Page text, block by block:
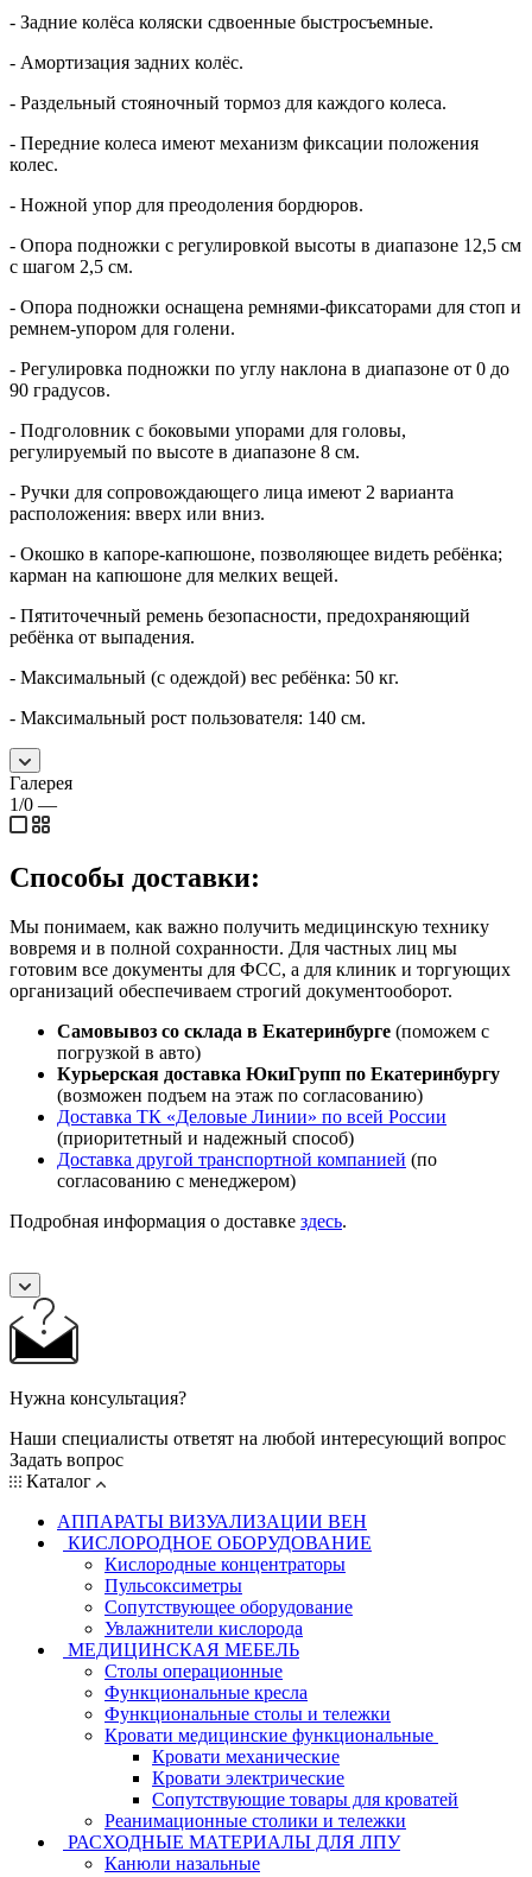
- Задние колёса коляски сдвоенные быстросъемные.
- Амортизация задних колёс.
- Раздельный стояночный тормоз для каждого колеса.
- Передние колеса имеют механизм фиксации положения
колес.
- Ножной упор для преодоления бордюров.
- Опора подножки с регулировкой высоты в диапазоне 12,5 см
с шагом 2,5 см.
- Опора подножки оснащена ремнями-фиксаторами для стоп и
ремнем-упором для голени.
- Регулировка подножки по углу наклона в диапазоне от 0 до
90 градусов.
- Подголовник с боковыми упорами для головы,
регулируемый по высоте в диапазоне 8 см.
- Ручки для сопровождающего лица имеют 2 варианта
расположения: вверх или вниз.
- Окошко в капоре-капюшоне, позволяющее видеть ребёнка;
карман на капюшоне для мелких вещей.
- Пятиточечный ремень безопасности, предохраняющий
ребёнка от выпадения.
- Максимальный (с одеждой) вес ребёнка: 50 кг.
- Максимальный рост пользователя: 140 см.
Галерея
1/0 —
Способы доставки:
Мы понимаем, как важно получить медицинскую технику
вовремя и в полной сохранности. Для частных лиц мы
готовим все документы для ФСС, а для клиник и торгующих
организаций обеспечиваем строгий документооборот.
Самовывоз со склада в Екатеринбурге (поможем с
погрузкой в авто)
Курьерская доставка ЮкиГрупп по Екатеринбургу
(возможен подъем на этаж по согласованию)
Доставка ТК «Деловые Линии» по всей России
(приоритетный и надежный способ)
Доставка другой транспортной компанией (по
согласованию с менеджером)
Подробная информация о доставке здесь.
Нужна консультация?
Наши специалисты ответят на любой интересующий вопрос
Задать вопрос
Каталог
АППАРАТЫ ВИЗУАЛИЗАЦИИ ВЕН
КИСЛОРОДНОЕ ОБОРУДОВАНИЕ
Кислородные концентраторы
Пульсоксиметры
Сопутствующее оборудование
Увлажнители кислорода
МЕДИЦИНСКАЯ МЕБЕЛЬ
Столы операционные
Функциональные кресла
Функциональные столы и тележки
Кровати медицинские функциональные
Кровати механические
Кровати электрические
Сопутствующие товары для кроватей
Реанимационные столики и тележки
РАСХОДНЫЕ МАТЕРИАЛЫ ДЛЯ ЛПУ
Канюли назальные